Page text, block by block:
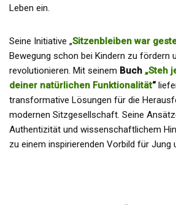
Leben ein.
Seine Initiative „Sitzenbleiben war
Bewegung schon bei Kindern zu fördern
revolutionieren. Mit seinem Buch „Steh
deiner natürlichen Funktionalität“
transformative Lösungen für die
modernen Sitzgesellschaft. Seine
Authentizität und wissenschaftlichem
zu einem inspirierenden Vorbild für Jung